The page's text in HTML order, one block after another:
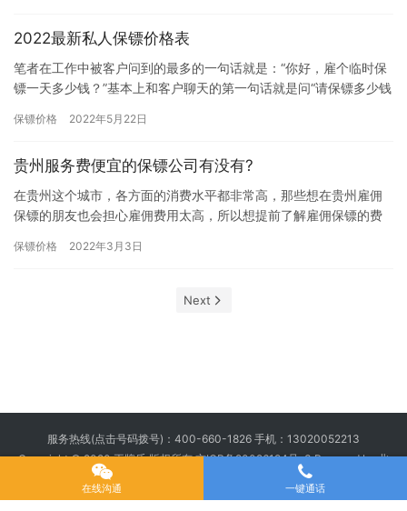
2022最新私人保镖价格表
笔者在工作中被客户问到的最多的一句话就是：“你好，雇个临时保
镖一天多少钱？”基本上和客户聊天的第一句话就是问“请保镖多少钱
保镖价格 2022年5月22日
贵州服务费便宜的保镖公司有没有?
在贵州这个城市，各方面的消费水平都非常高，那些想在贵州雇佣
保镖的朋友也会担心雇佣费用太高，所以想提前了解雇佣保镖的费
那贵州…
保镖价格 2022年3月3日
Next
服务热线(点击号码拨号)： 400-660-1826 手机： 13020052213
Copyright © 2020 王牌盾 版权所有京ICP备20026194号-3Powered by 北
在线沟通 一键通话